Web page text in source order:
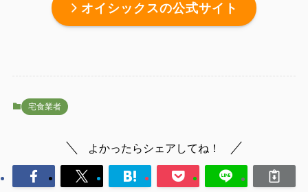
オイシックスの公式サイト
宅食業者
よかったらシェアしてね！